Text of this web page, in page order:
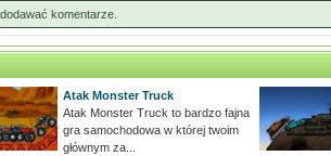
komentarze.
Atak Monster Truck
Atak Monster Truck to bardzo fajna
gra samochodowa w której twoim
głównym za...